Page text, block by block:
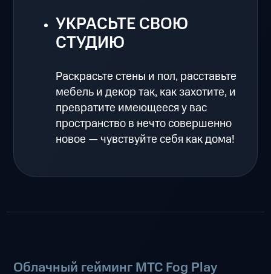
УКРАСЬТЕ СВОЮ
СТУДИЮ
Раскрасьте стены и пол, расставьте
мебель и декор так, как захотите, и
превратите имеющееся у вас
пространство в нечто совершенно
новое — чувствуйте себя как дома!
Облачный гейминг МТС Fog Play